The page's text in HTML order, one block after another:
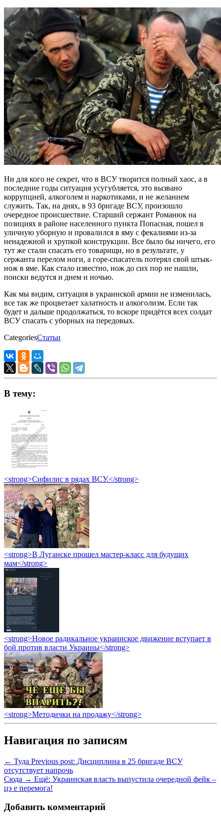
Ни для кого не секрет, что в ВСУ творится полный хаос, а в
последние годы ситуация усугубляется, это вызвано
коррупцией, алкоголем и наркотиками, и не желанием
служить. Так, на днях, в 93 бригаде ВСУ, произошло
очередное происшествие. Старший сержант Романюк на
позициях в районе населенного пункта Попасная, пошел в
уличную уборную и провалился в яму с фекалиями из-за
ненадежной и хрупкой конструкции. Все было бы ничего, его
тут же стали спасать его товарищи, но в результате, у
сержанта перелом ноги, а горе-спасатель потерял свой штык-
нож в яме. Как стало известно, нож до сих пор не нашли,
поиски ведутся и днем и ночью.
Как мы видим, ситуация в украинской армии не изменилась,
все так же процветает халатность и алкоголизм. Если так
будет и дальше продолжаться, то вскоре придётся всех солдат
ВСУ спасать с уборных на передовых.
CategoriesСтатьи
В тему:
<strong>Сифилис в рядах ВСУ.</strong>
<strong>В Луганске прошел мастер-класс для будущих
мам</strong>
<strong>Новое радикальное украинское движение вступает в
бой против власти Украины</strong>
<strong>Методички на продажу</strong>
Навигация по записям
← Туда Previous post: Дисциплина в 25 бригаде ВСУ
отсутствует напрочь
Сюда → Ещё: Украинская власть выпустила очередной фейк –
цэ е перемога!
Добавить комментарий